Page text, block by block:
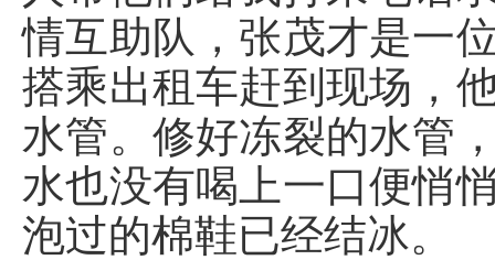
情互助队，张茂才是一
搭乘出租车赶到现场，
水管。修好冻裂的水管
水也没有喝上一口便悄
泡过的棉鞋已经结冰。